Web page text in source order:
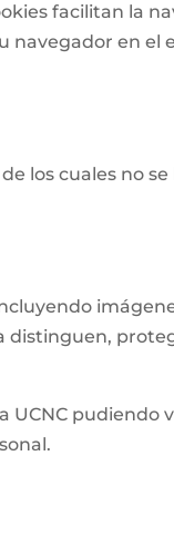
facilitan la
navegador en el
los cuales no se
distinguen,
pudiendo